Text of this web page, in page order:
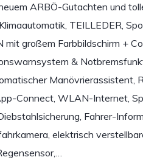
ARBÖ-Gutachten und
TEILLEDER,
großem Farbbildschirm +
&
Manövrierassistent,
Connect, WLAN-Internet,
Fahrer-
elektrisch